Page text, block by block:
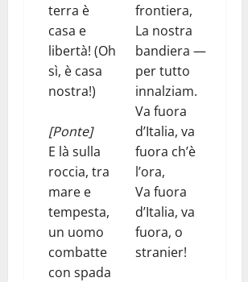
terra è
casa e
libertà! (Oh
sì, è casa
nostra!)
[Ponte]
E là sulla
roccia, tra
mare e
tempesta,
un uomo
combatte
con spada
frontiera,
La nostra
bandiera —
per tutto
innalziam.
Va fuora
d’Italia, va
fuora ch’è
l’ora,
Va fuora
d’Italia, va
fuora, o
stranier!